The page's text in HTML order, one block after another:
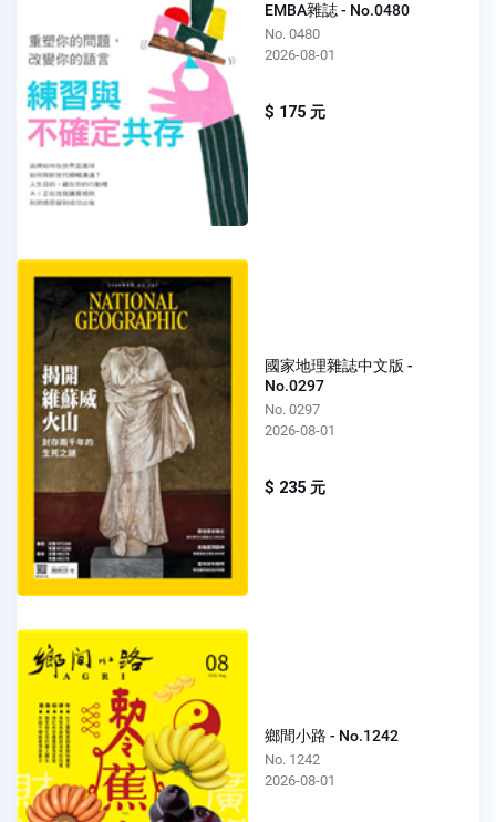
EMBA雜誌 - No.0480
No. 0480
2026-08-01
$ 175 元
國家地理雜誌中文版 -
No.0297
No. 0297
2026-08-01
$ 235 元
鄉間小路 - No.1242
No. 1242
2026-08-01